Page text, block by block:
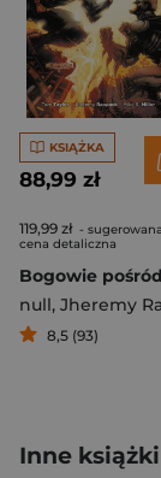
KSIĄŻKA
88,99 zł
119,99 zł - sugerowana
cena detaliczna
null, Jheremy
8,5 (93)
Inne książki